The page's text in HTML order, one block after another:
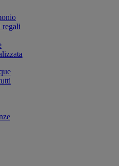
regali